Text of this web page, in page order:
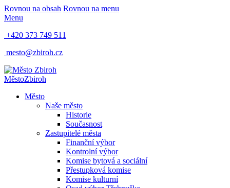
Rovnou na obsah Rovnou na menu
Menu
+420 373 749 511
mesto@zbiroh.cz
MěstoZbiroh
Město
Naše město
Historie
Současnost
Zastupitelé města
Finanční výbor
Kontrolní výbor
Komise bytová a sociální
Přestupková komise
Komise kulturní